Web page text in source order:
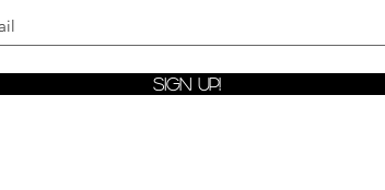
Sign Up!